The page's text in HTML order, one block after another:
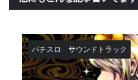
パチスロ サウンドトラック